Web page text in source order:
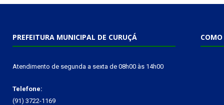
PREFEITURA MUNICIPAL DE CURUÇÁ
Atendimento de segunda a sexta de 08h00 às 14h00
Telefone:
(91) 3722-1169
COMO